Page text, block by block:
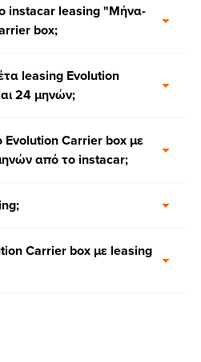
instacar leasing "Μήνα-
box;
leasing Evolution
24 μηνών;
Carrier box με
από το instacar;
Carrier box με leasing